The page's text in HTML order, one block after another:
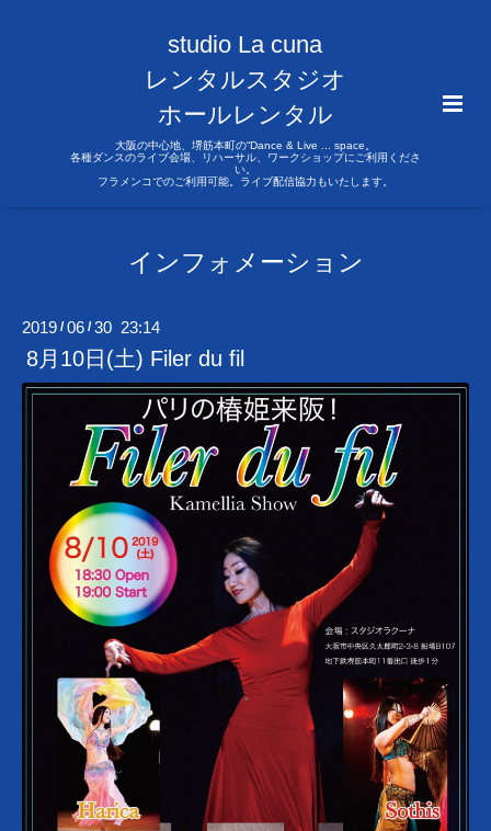
studio La cuna
レンタルスタジオ
ホールレンタル
大阪の中心地、堺筋本町の“Dance & Live ... space。
各種ダンスのライブ会場、リハーサル、ワークショップにご利用くださ
い。
フラメンコでのご利用可能。ライブ配信協力もいたします。
インフォメーション
2019 /06 /30 23:14
8月10日(土) Filer du fil